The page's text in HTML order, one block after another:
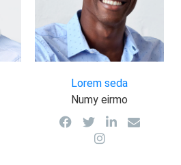
Lorem seda
Numy eirmo
Vivamus placerat,
tellus vel interdum
posuere, lacus enim